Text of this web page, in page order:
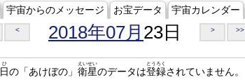
宇宙からのメッセージ お宝データ 宇宙カレンダー
< 2018年07月 23日 > >>
日
ひ
の「あけぼの」 衛星
えいせい
のデータは登録
とうろく
されていません。